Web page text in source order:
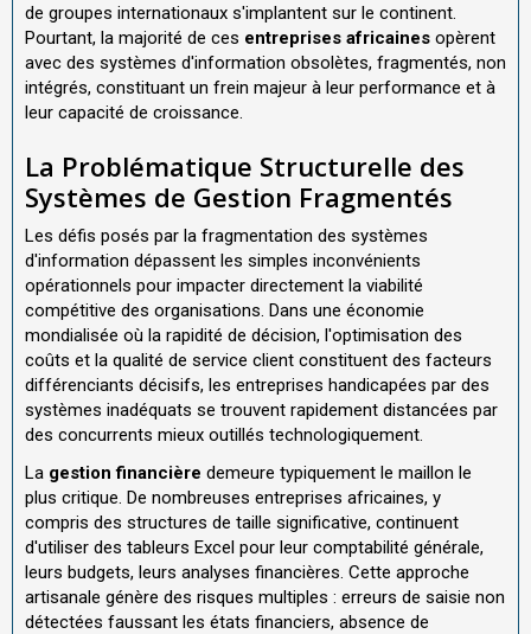
de groupes internationaux s'implantent sur le continent.
Pourtant, la majorité de ces entreprises africaines opèrent
avec des systèmes d'information obsolètes, fragmentés, non
intégrés, constituant un frein majeur à leur performance et à
leur capacité de croissance.
La Problématique Structurelle des
Systèmes de Gestion Fragmentés
Les défis posés par la fragmentation des systèmes
d'information dépassent les simples inconvénients
opérationnels pour impacter directement la viabilité
compétitive des organisations. Dans une économie
mondialisée où la rapidité de décision, l'optimisation des
coûts et la qualité de service client constituent des facteurs
différenciants décisifs, les entreprises handicapées par des
systèmes inadéquats se trouvent rapidement distancées par
des concurrents mieux outillés technologiquement.
La gestion financière demeure typiquement le maillon le
plus critique. De nombreuses entreprises africaines, y
compris des structures de taille significative, continuent
d'utiliser des tableurs Excel pour leur comptabilité générale,
leurs budgets, leurs analyses financières. Cette approche
artisanale génère des risques multiples : erreurs de saisie non
détectées faussant les états financiers, absence de